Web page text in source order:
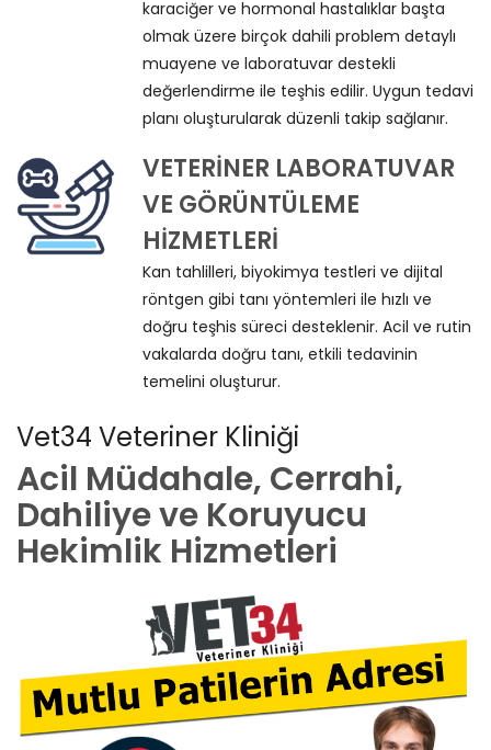
karaciğer ve hormonal hastalıklar başta
olmak üzere birçok dahili problem detaylı
muayene ve laboratuvar destekli
değerlendirme ile teşhis edilir. Uygun tedavi
planı oluşturularak düzenli takip sağlanır.
VETERINER LABORATUVAR
VE GÖRÜNTÜLEME
HIZMETLERI
Kan tahlilleri, biyokimya testleri ve dijital
röntgen gibi tanı yöntemleri ile hızlı ve
doğru teşhis süreci desteklenir. Acil ve rutin
vakalarda doğru tanı, etkili tedavinin
temelini oluşturur.
Vet34 Veteriner Kliniği
Acil Müdahale, Cerrahi,
Dahiliye ve Koruyucu
Hekimlik Hizmetleri